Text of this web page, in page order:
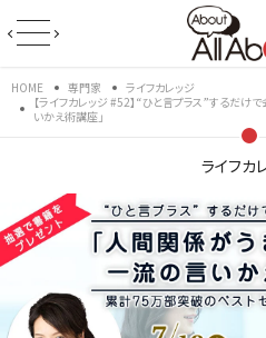
HOME 専門家
ライフカレッジ
【ライフカレッジ #52】“ひと言プラス”するだけ
いかえ術講座」
ライフカ